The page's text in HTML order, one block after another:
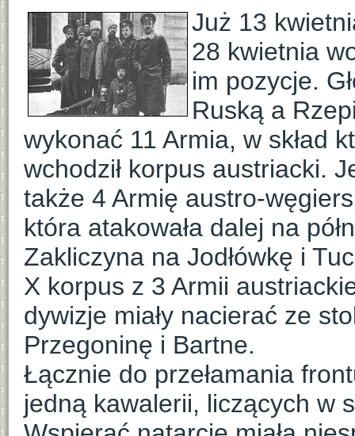
Już 13
28 kwietnia
im pozycje.
Ruską a
wykonać 11 Armia, w skład
wchodził korpus austriacki.
także 4 Armię austro-
która atakowała dalej na
Zakliczyna na Jodłówkę i
X korpus z 3 Armii
dywizje miały nacierać ze
Przegoninę i Bartne.
Łącznie do przełamania
jedną kawalerii, liczących w